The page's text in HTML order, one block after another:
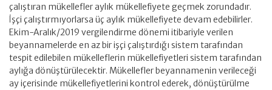
çalıştıran mükellefler aylık mükellefiyete geçmek zorundadır.
İşçi çalıştırmıyorlarsa üç aylık mükellefiyete devam edebilirler.
Ekim-Aralık/2019 vergilendirme dönemi itibariyle verilen
beyannamelerde en az bir işçi çalıştırdığı sistem tarafından
tespit edilebilen mükelleflerin mükellefiyetleri sistem tarafından
aylığa dönüştürülecektir. Mükellefler beyannamenin verileceği
ay içerisinde mükellefiyetlerini kontrol ederek, dönüştürülme